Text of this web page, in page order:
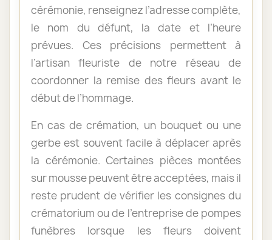
cérémonie, renseignez l’adresse complète,
le nom du défunt, la date et l’heure
prévues. Ces précisions permettent à
l’artisan fleuriste de notre réseau de
coordonner la remise des fleurs avant le
début de l’hommage.
En cas de crémation, un bouquet ou une
gerbe est souvent facile à déplacer après
la cérémonie. Certaines pièces montées
sur mousse peuvent être acceptées, mais il
reste prudent de vérifier les consignes du
crématorium ou de l’entreprise de pompes
funèbres lorsque les fleurs doivent